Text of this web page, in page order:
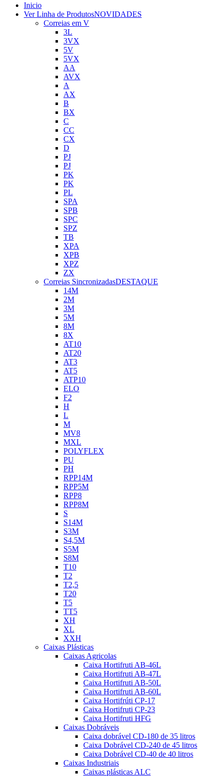
Inicio
Ver Linha de ProdutosNOVIDADES
Correias em V
3L
3VX
5V
5VX
AA
AVX
A
AX
B
BX
C
CC
CX
D
PJ
PJ
PK
PK
PL
SPA
SPB
SPC
SPZ
TB
XPA
XPB
XPZ
ZX
Correias SincronizadasDESTAQUE
14M
2M
3M
5M
8M
8X
AT10
AT20
AT3
AT5
ATP10
ELO
F2
H
L
M
MV8
MXL
POLYFLEX
PU
PH
RPP14M
RPP5M
RPP8
RPP8M
S
S14M
S3M
S4,5M
S5M
S8M
T10
T2
T2,5
T20
T5
TT5
XH
XL
XXH
Caixas Plásticas
Caixas Agricolas
Caixa Hortifruti AB-46L
Caixa Hortifruti AB-47L
Caixa Hortifruti AB-50L
Caixa Hortifruti AB-60L
Caixa Hortifrúti CP-17
Caixa Hortifruti CP-23
Caixa Hortifruti HFG
Caixas Dobráveis
Caixa dobrável CD-180 de 35 litros
Caixa Dobrável CD-240 de 45 litros
Caixa Dobrável CD-40 de 40 litros
Caixas Industriais
Caixas plásticas ALC